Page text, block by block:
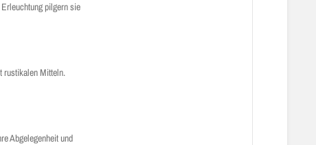
pilgern sie
rustikalen Mitteln.
Abgelegenheit und